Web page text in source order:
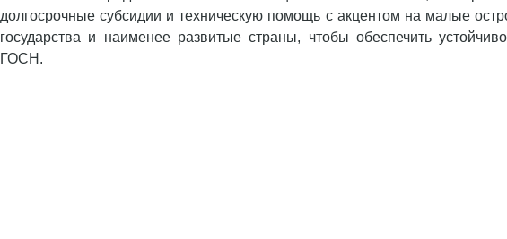
долгосрочные субсидии и техническую помощь с акцентом на малые
государства и наименее развитые страны, чтобы обеспечить
ГОСН.